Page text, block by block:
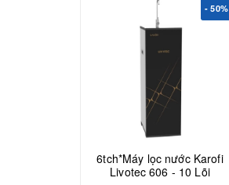
- 50%
6tch*Máy lọc nước Karofi
Livotec 606 - 10 Lõi